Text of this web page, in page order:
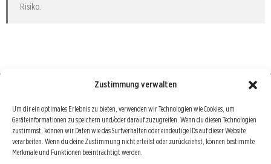
Zustimmung verwalten
Um dir ein optimales Erlebnis zu bieten, verwenden wir Technologien wie Cookies, um
Geräteinformationen zu speichern und/oder darauf zuzugreifen. Wenn du diesen Technologien
zustimmst, können wir Daten wie das Surfverhalten oder eindeutige IDs auf dieser Website
verarbeiten. Wenn du deine Zustimmung nicht erteilst oder zurückziehst, können bestimmte
Merkmale und Funktionen beeinträchtigt werden.
Risiko.
Börse : lokal, international, global
Erfolgreiche Börsengeschäfte bedingen vor allem drei Dinge: Verlässliche Informationen,
richtige Interpretationen und unabhängige Informationsquellen. Diese drei Bausteine sind
auch die redaktionelle Leitlinie von Börse Global.